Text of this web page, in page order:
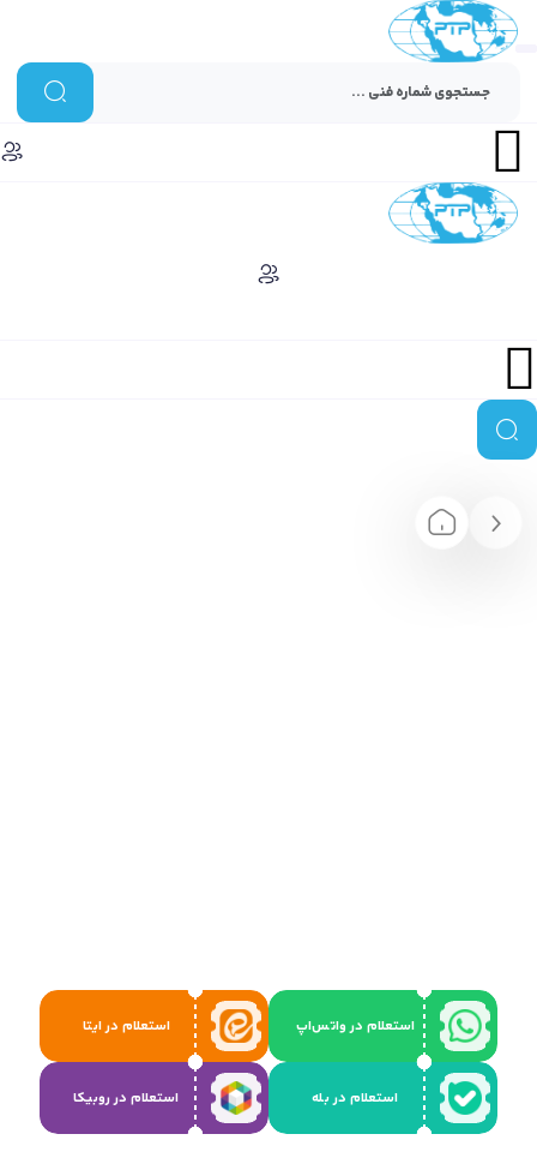
استعلام در واتس‌اپ استعلام در ایتا
استعلام در بله استعلام در روبیکا